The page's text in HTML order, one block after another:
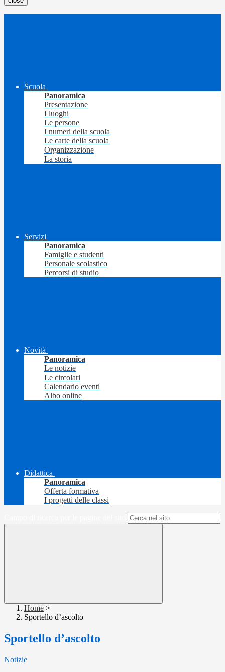
Scuola
Panoramica
Presentazione
I luoghi
Le persone
I numeri della scuola
Le carte della scuola
Organizzazione
La storia
Servizi
Panoramica
Famiglie e studenti
Personale scolastico
Percorsi di studio
Novità
Panoramica
Le notizie
Le circolari
Calendario eventi
Albo online
Didattica
Panoramica
Offerta formativa
I progetti delle classi
Home >
Sportello d’ascolto
Sportello d’ascolto
Notizie